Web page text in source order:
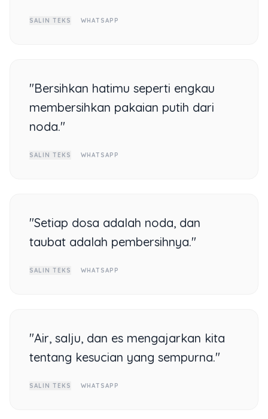
SALIN TEKS WHATSAPP
"Bersihkan hatimu seperti engkau
membersihkan pakaian putih dari
noda."
SALIN TEKS WHATSAPP
"Setiap dosa adalah noda, dan
taubat adalah pembersihnya."
SALIN TEKS WHATSAPP
"Air, salju, dan es mengajarkan kita
tentang kesucian yang sempurna."
SALIN TEKS WHATSAPP